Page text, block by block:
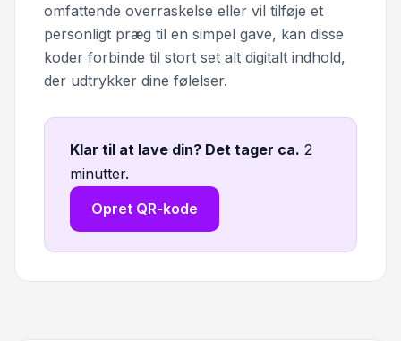
omfattende overraskelse eller vil tilføje et
personligt præg til en simpel gave, kan disse
koder forbinde til stort set alt digitalt indhold,
der udtrykker dine følelser.
Klar til at lave din? Det tager ca. 2
minutter.
Opret QR-kode